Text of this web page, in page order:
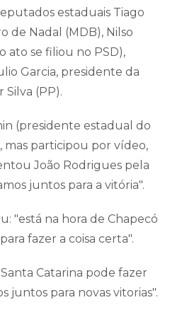
estaduais Tiago
de Nadal (MDB), Nilso
ato se filiou no PSD),
Garcia, presidente da
Silva (PP).
(presidente estadual do
mas participou por vídeo,
João Rodrigues pela
juntos para a vitória".
"está na hora de Chapecó
fazer a coisa certa".
Catarina pode fazer
juntos para novas vitorias".